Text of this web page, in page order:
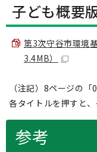
子ども概要
第3次守谷市環境
3.4MB）
（注記）8ページの
各タイトルを押すと、
参考